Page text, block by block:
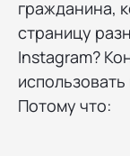
гражданина,
страницу
Instagram?
Потому что: